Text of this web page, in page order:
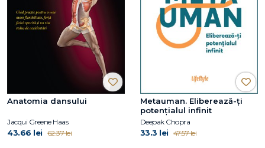
Anatomia dansului
Jacqui Greene Haas
43.66 lei 62.37 lei
Metauman. Eliberează-ţi
potenţialul infinit
Deepak Chopra
33.3 lei 47.57 lei